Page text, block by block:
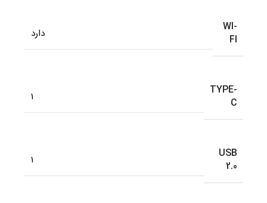
WI-
FI
دارد
TYPE-
C
1
USB
2.0
1